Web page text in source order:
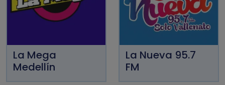
La Mega
Medellín
La Nueva 95.7
FM